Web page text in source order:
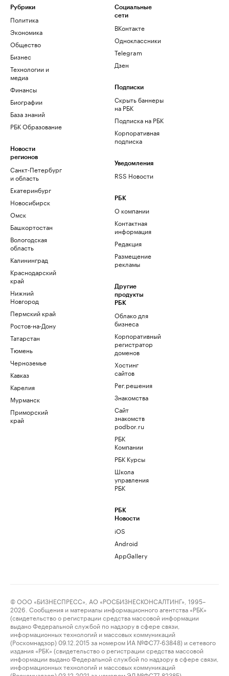
Рубрики
Политика
Экономика
Общество
Бизнес
Технологии и
медиа
Финансы
Биографии
База знаний
РБК Образование
Новости
регионов
Санкт-Петербург
и область
Екатеринбург
Новосибирск
Омск
Башкортостан
Вологодская
область
Калининград
Краснодарский
край
Нижний
Новгород
Пермский край
Ростов-на-Дону
Татарстан
Тюмень
Черноземье
Кавказ
Карелия
Мурманск
Приморский
край
Социальные
сети
ВКонтакте
Одноклассники
Telegram
Дзен
Подписки
Скрыть баннеры
на РБК
Подписка на РБК
Корпоративная
подписка
Уведомления
RSS Новости
РБК
О компании
Контактная
информация
Редакция
Размещение
рекламы
Другие
продукты
РБК
Облако для
бизнеса
Корпоративный
регистратор
доменов
Хостинг
сайтов
Рег.решения
Знакомства
Сайт
знакомств
podbor.ru
РБК
Компании
РБК Курсы
Школа
управления
РБК
РБК
Новости
iOS
Android
AppGallery
© ООО «БИЗНЕСПРЕСС», АО «РОСБИЗНЕСКОНСАЛТИНГ», 1995–
2026. Сообщения и материалы информационного агентства «РБК»
(свидетельство о регистрации средства массовой информации
выдано Федеральной службой по надзору в сфере связи,
информационных технологий и массовых коммуникаций
(Роскомнадзор) 09.12.2015 за номером ИА №ФС77-63848) и сетевого
издания «РБК» (свидетельство о регистрации средства массовой
информации выдано Федеральной службой по надзору в сфере связи,
информационных технологий и массовых коммуникаций